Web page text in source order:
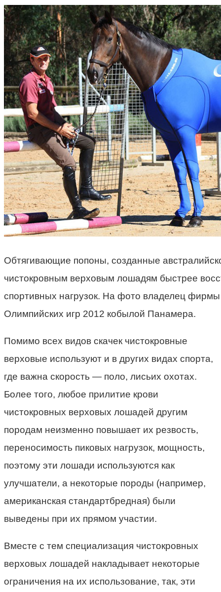
Обтягивающие попоны, созданные
чистокровным верховым лошадям быстрее
спортивных нагрузок. На фото владелец
Олимпийских игр 2012 кобылой Панамера.
Помимо всех видов скачек чистокровные
верховые используют и в других видах спорта,
где важна скорость — поло, лисьих охотах.
Более того, любое прилитие крови
чистокровных верховых лошадей другим
породам неизменно повышает их резвость,
переносимость пиковых нагрузок, мощность,
поэтому эти лошади используются как
улучшатели, а некоторые породы (например,
американская стандартбредная) были
выведены при их прямом участии.
Вместе с тем специализация чистокровных
верховых лошадей накладывает некоторые
ограничения на их использование, так, эти